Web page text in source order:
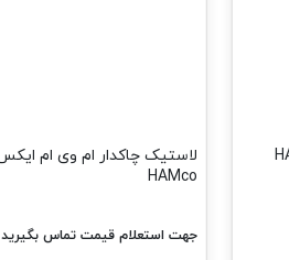
HAMco
جهت استعلام قیمت تماس بگیرید